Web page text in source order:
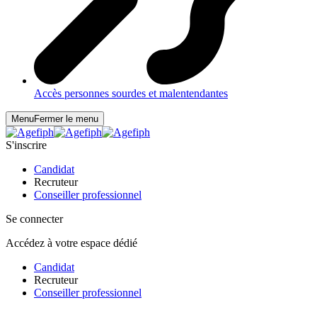
Accès personnes sourdes et malentendantes
MenuFermer le menu
S'inscrire
Candidat
Recruteur
Conseiller professionnel
Se connecter
Accédez à votre espace dédié
Candidat
Recruteur
Conseiller professionnel